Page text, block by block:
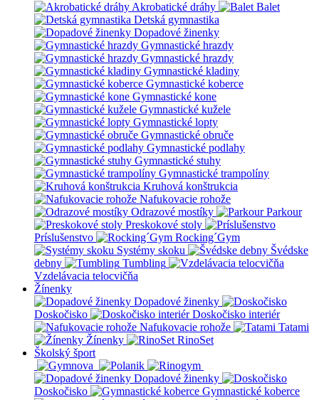
Akrobatické dráhy
Balet
Detská gymnastika
Dopadové žinenky
Gymnastické hrazdy
Gymnastické hrazdy
Gymnastické kladiny
Gymnastické koberce
Gymnastické kone
Gymnastické kužele
Gymnastické lopty
Gymnastické obruče
Gymnastické podlahy
Gymnastické stuhy
Gymnastické trampolíny
Kruhová konštrukcia
Nafukovacie rohože
Odrazové mostíky
Parkour
Preskokové stoly
Príslušenstvo
Rocking´Gym
Systémy skoku
Švédske
debny
Tumbling
Vzdelávacia telocvičňa
Žínenky
Dopadové žinenky
Doskočisko
Doskočisko interiér
Nafukovacie rohože
Tatami
Žínenky
RinoSet
Školský šport
Dopadové žinenky
Doskočisko
Gymnastické koberce